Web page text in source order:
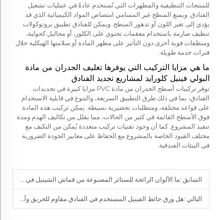
للمنتجات التنظيفية والمطهرات التي تُستخدم عادةً في عمليات تشغيل
الفنادق. ويمنع السطح غير المسامي امتصاص المواد الكيميائية الذي قد
يؤدي إلى تغير اللون أو تدهور السطح. ويمكن للفنادق تطبيق بروتوكولات
تنظيف صارمة باستخدام معقمات تحتوي على الكلور، أو محاليل كحولية،
ومنظفات قوية أخرى دون التأثير على مظهر المادة أو سلامتها الهيكلية خلال
فترات خدمة طويلة.
ما هي مزايا التركيب التي يوفرها تغليف الجدران من مادة
البولي فينيل كلورايد لمشاريع تجديد الفنادق
توفر تركيبات أسطح الجدران من مادة PVC مزايا كبيرة في تجديدات
الفنادق، بما في ذلك طرق التطبيق السريعة، والتنوع في قابلية الاستخدام
على قواعد مختلفة، ومتطلبات تحضيرية بسيطة. يمكن تركيب هذه المادة
فوق الأسطح القائمة في كثير من الحالات، مما يقلل من تكاليف الهدم ومدة
تنفيذ المشروع. كما أن وجود تقنيات تركيب متعددة يُمكن من التكيف مع
مختلف القيود الخاصة بالمشروع مع الحفاظ على معايير الجودة الضرورية
في البيئات الفندقية.
السابق :ما الألوان الرائجة للستائر المصنوعة من قماش الشينيل في عام 2025؟
التالي :هل ورق حائط الفينيل المستخدم في الفنادق مقاوم للحريق وآمن؟